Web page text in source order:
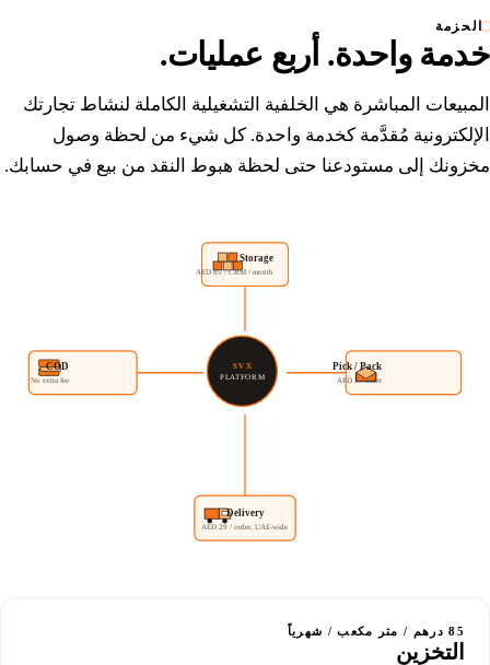
الحزمة
خدمة واحدة. أربع عمليات.
المبيعات المباشرة هي الخلفية التشغيلية الكاملة لنشاط تجارتك
الإلكترونية مُقدَّمة كخدمة واحدة. كل شيء من لحظة وصول
مخزونك إلى مستودعنا حتى لحظة هبوط النقد من بيع في حسابك.
SVX
PLATFORM
Storage
AED 85 / CBM / month
Pick / Pack
AED 3 / order
Delivery
AED 29 / order, UAE-wide
COD
No extra fee
85 درهم / متر مكعب / شهرياً
التخزين